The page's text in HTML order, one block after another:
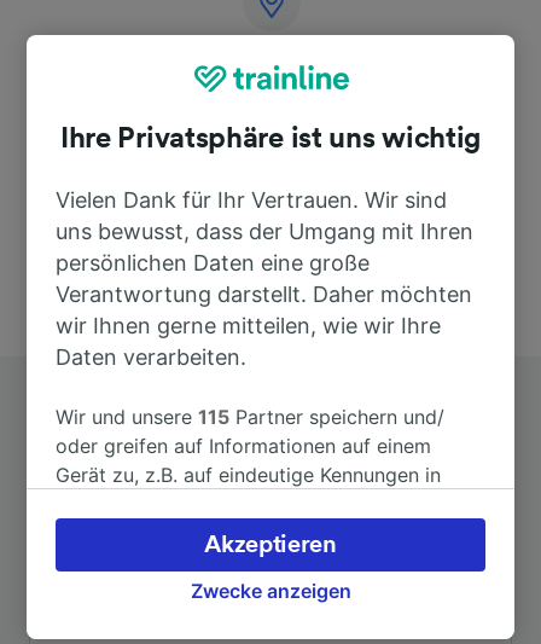
Italy
Top Strecken ab Castellucchio
Ihre Privatsphäre ist uns wichtig
Vielen Dank für Ihr Vertrauen. Wir sind
uns bewusst, dass der Umgang mit Ihren
persönlichen Daten eine große
Verantwortung darstellt. Daher möchten
wir Ihnen gerne mitteilen, wie wir Ihre
Daten verarbeiten.
Wir und unsere115 Partner speichern und/
oder greifen auf Informationen auf einem
Gerät zu, z.B. auf eindeutige Kennungen in
verarbeiten. Sie können Ihre Präferenzen
akzeptieren oder verwalten, einschließlich
Ihres Widerspruchsrechts bei berechtigtem
Zwecke anzeigen
Akzeptieren